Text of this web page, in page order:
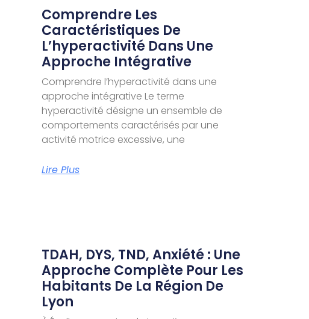
Comprendre Les
Caractéristiques De
L’hyperactivité Dans Une
Approche Intégrative
Comprendre l’hyperactivité dans une
approche intégrative Le terme
hyperactivité désigne un ensemble de
comportements caractérisés par une
activité motrice excessive, une
Lire Plus
TDAH, DYS, TND, Anxiété : Une
Approche Complète Pour Les
Habitants De La Région De
Lyon